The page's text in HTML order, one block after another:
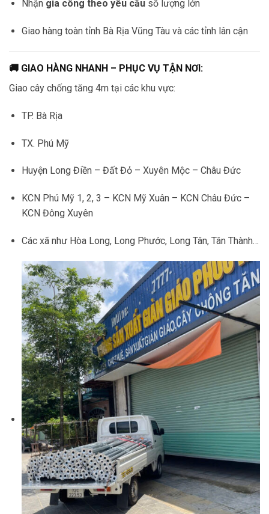
Nhận gia công theo yêu cầusố lượng lớn
Giao hàng toàn tỉnh Bà Rịa Vũng Tàu và các tỉnh lân cận
🚚 GIAO HÀNG NHANH – PHỤC VỤ TẬN NƠI:
Giao cây chống tăng 4m tại các khu vực:
TP. Bà Rịa
TX. Phú Mỹ
Huyện Long Điền – Đất Đỏ – Xuyên Mộc – Châu Đức
KCN Phú Mỹ 1, 2, 3 – KCN Mỹ Xuân – KCN Châu Đức –
KCN Đông Xuyên
Các xã như Hòa Long, Long Phước, Long Tân, Tân Thành…